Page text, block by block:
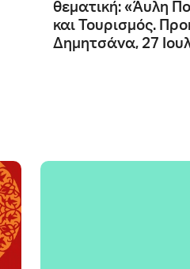
θεματική: «Άυλη
και Τουρισμός.
Δημητσάνα, 27